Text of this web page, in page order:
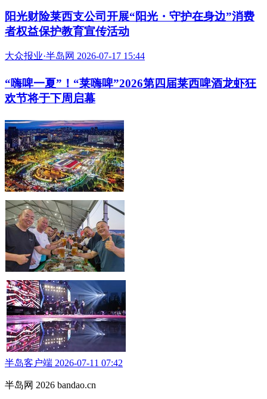
阳光财险莱西支公司开展“阳光・守护在身边”消费
者权益保护教育宣传活动
大众报业·半岛网 2026-07-17 15:44
“嗨啤一夏”！“莱嗨啤”2026第四届莱西啤酒龙虾狂
欢节将于下周启幕
半岛客户端 2026-07-11 07:42
半岛网 2026 bandao.cn